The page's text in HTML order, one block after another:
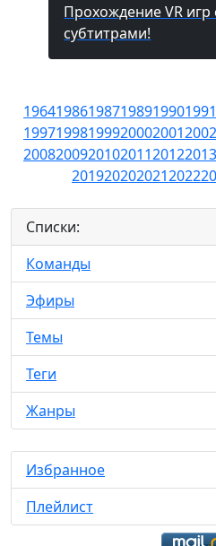
Прохождение VR игр
субтитрами!
196419861987198919901991
199719981999200020012002
200820092010201120122013
2019202020212022
Списки:
Команды
Эфиры
Темы
Теги
Жанры
Избранное
Плейлист